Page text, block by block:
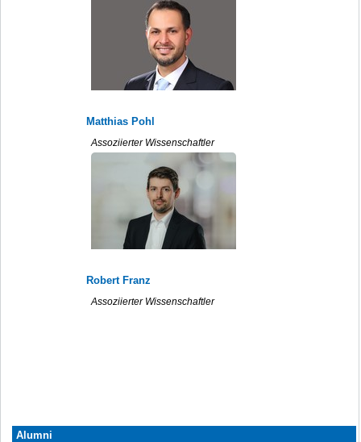
Matthias Pohl
Assoziierter Wissenschaftler
Robert Franz
Assoziierter Wissenschaftler
Alumni